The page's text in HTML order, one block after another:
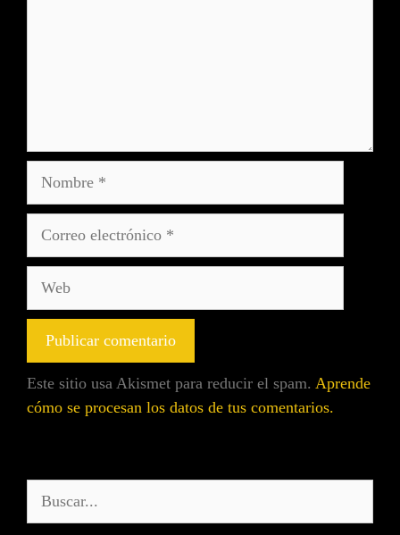
Este sitio usa Akismet para reducir el spam. Aprende
cómo se procesan los datos de tus comentarios.